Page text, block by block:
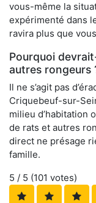
vous-même la
expérimenté dans
ravira plus que
Pourquoi
autres rongeurs
Il ne s’agit pas
Criquebeuf-sur-
milieu d’habitation
de rats et autres
direct ne présage
famille.
5 / 5 (101 votes)